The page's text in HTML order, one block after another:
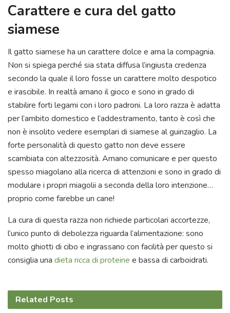
Carattere e cura del gatto
siamese
Il gatto siamese ha un carattere dolce e ama la compagnia.
Non si spiega perché sia stata diffusa l’ingiusta credenza
secondo la quale il loro fosse un carattere molto despotico
e irascibile. In realtà amano il gioco e sono in grado di
stabilire forti legami con i loro padroni. La loro razza è adatta
per l’ambito domestico e l’addestramento, tanto è così che
non è insolito vedere esemplari di siamese al guinzaglio. La
forte personalità di questo gatto non deve essere
scambiata con altezzosità. Amano comunicare e per questo
spesso miagolano alla ricerca di attenzioni e sono in grado di
modulare i propri miagolii a seconda della loro intenzione…
proprio come farebbe un cane!
La cura di questa razza non richiede particolari accortezze,
l’unico punto di debolezza riguarda l’alimentazione: sono
molto ghiotti di cibo e ingrassano con facilità per questo si
consiglia una dieta ricca di proteine e bassa di carboidrati.
Related Posts